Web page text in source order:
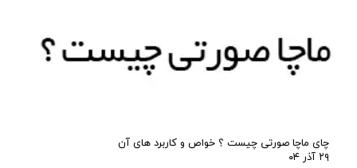
چای ماچا صورتی چیست ؟ خواص و کاربرد های آن
۲۹ آذر ۰۴